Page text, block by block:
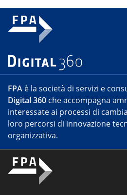
FPA è la società di servizi e
Digital 360 che accompagna
interessate ai processi di
loro percorsi di innovazione
organizzativa.